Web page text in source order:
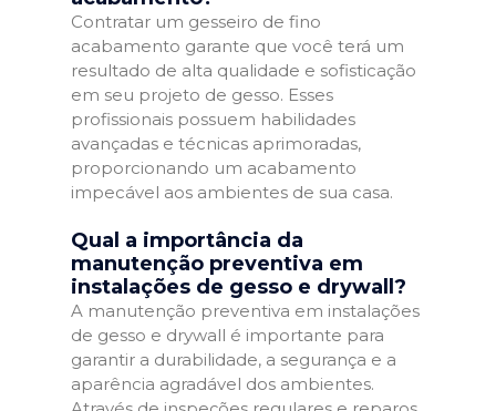
Contratar um gesseiro de fino
acabamento garante que você terá um
resultado de alta qualidade e sofisticação
em seu projeto de gesso. Esses
profissionais possuem habilidades
avançadas e técnicas aprimoradas,
proporcionando um acabamento
impecável aos ambientes de sua casa.
Qual a importância da
manutenção preventiva em
instalações de gesso e drywall?
A manutenção preventiva em instalações
de gesso e drywall é importante para
garantir a durabilidade, a segurança e a
aparência agradável dos ambientes.